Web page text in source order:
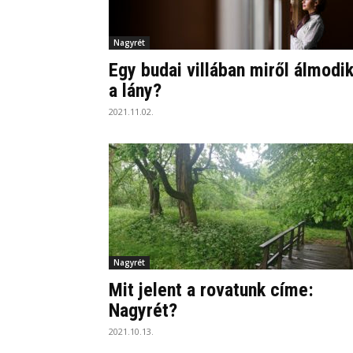
Nagyrét
Egy budai villában miről álmodik
a lány?
2021.11.02.
Nagyrét
Mit jelent a rovatunk címe:
Nagyrét?
2021.10.13.